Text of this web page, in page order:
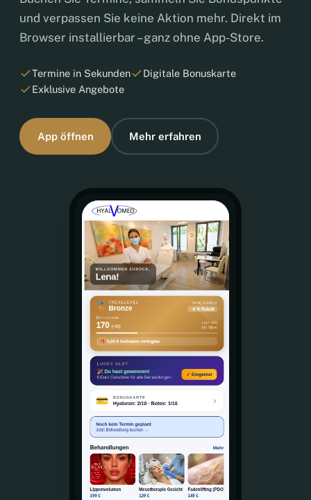
und verpassen Sie keine Aktion mehr. Direkt im
Browser installierbar – ganz ohne App-Store.
Termine in Sekunden
Digitale Bonuskarte
Exklusive Angebote
App öffnen Mehr erfahren